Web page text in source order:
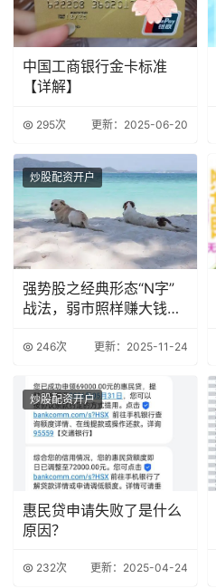
中国工商银行金卡标准
【详解】
295次 更新：2025-06-20
炒股配资开户
强势股之经典形态“N字”
战法，弱市照样赚大钱
246次 更新：2025-11-24
炒股配资开户
惠民贷申请失败了是什么
原因？
232次 更新：2025-04-24